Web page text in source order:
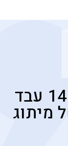
סוד ההצלחה: ערוץ 14 עבד
מיתוג